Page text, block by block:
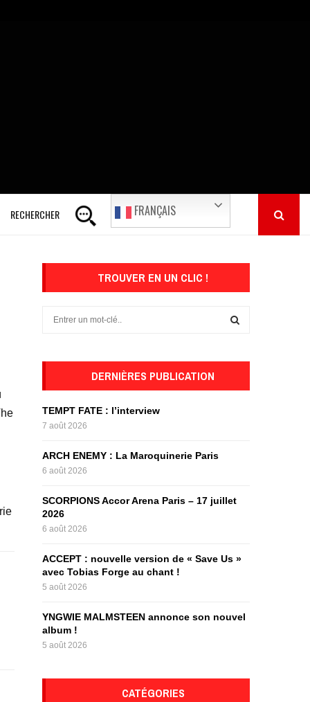
RECHERCHER FRANÇAIS
TROUVER EN UN CLIC !
o
r
DERNIÈRES PUBLICATION
TEMPT FATE : l’interview
7 août 2026
ARCH ENEMY : La Maroquinerie Paris
6 août 2026
SCORPIONS Accor Arena Paris – 17 juillet
2026
6 août 2026
ACCEPT : nouvelle version de « Save Us »
avec Tobias Forge au chant !
5 août 2026
YNGWIE MALMSTEEN annonce son nouvel
album !
5 août 2026
CATÉGORIES